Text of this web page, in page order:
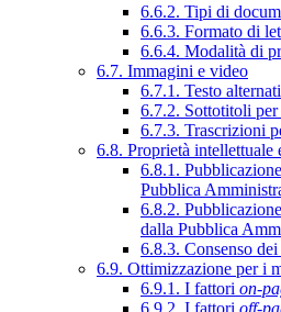
6.6.2. Tipi di
6.6.3. Formato di
6.6.4. Modalità di
6.7. Immagini e video
6.7.1. Testo
6.7.2. Sottotitoli
6.7.3. Trascrizioni
6.8. Proprietà intellettuale
6.8.1.
Pubblica
6.8.2.
dalla Pubblica
6.8.3. Consenso
6.9. Ottimizzazione per i
6.9.1. I fattori on-
6.9.2. I fattori off-